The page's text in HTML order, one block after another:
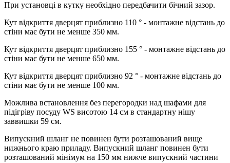
При установці в кутку необхідно передбачити бічний зазор.
Кут відкриття дверцят приблизно 110 ° - монтажне відстань до
стіни має бути не менше 350 мм.
Кут відкриття дверцят приблизно 155 ° - монтажне відстань до
стіни має бути не менше 650 мм.
Кут відкриття дверцят приблизно 92 ° - монтажне відстань до
стіни має бути не менше 100 мм.
Можлива встановлення без перегородки над шафами для
підігріву посуду WS висотою 14 см в стандартну нішу
заввишки 59 см.
Випускний шланг не повинен бути розташований вище
нижнього краю приладу. Випускний шланг повинен бути
розташований мінімум на 150 мм нижче випускний частини